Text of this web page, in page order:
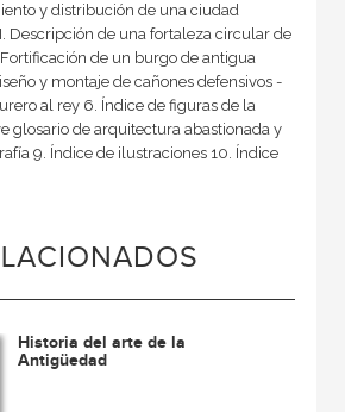
y distribución de una ciudad
Descripción de una fortaleza circular de
de un burgo de antigua
y montaje de cañones defensivos -
al rey 6. Índice de figuras de la
glosario de arquitectura abastionada y
9. Índice de ilustraciones 10. Índice
Historia del arte de la
Antigüedad